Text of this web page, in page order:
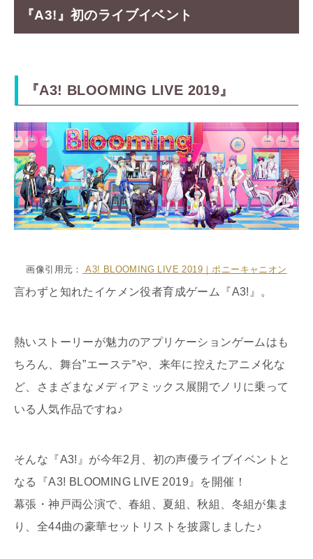
『A3!』初のライブイベント
『A3! BLOOMING LIVE 2019』
画像引用元： A3! BLOOMING LIVE 2019｜ポニーキャニオン
言わずと知れたイケメン役者育成ゲーム『A3!』。
熱いストーリーが魅力のアプリケーションゲームはも
ちろん、舞台”エーステ”や、来年に控えたアニメ化な
ど、さまざまなメディアミックス展開でノリに乗って
いる人気作品ですね♪
そんな『A3!』が今年2月、初の声優ライブイベントと
なる『A3! BLOOMING LIVE 2019』を開催！
幕張・神戸両公演で、春組、夏組、秋組、冬組が集ま
り、全44曲の豪華セットリストを披露しました♪